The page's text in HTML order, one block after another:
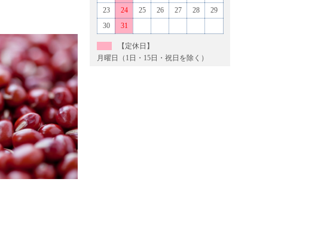
23
24 25 26 27 28
29
30
31
【定休日】
月曜日（1日・15日・祝日を除く）